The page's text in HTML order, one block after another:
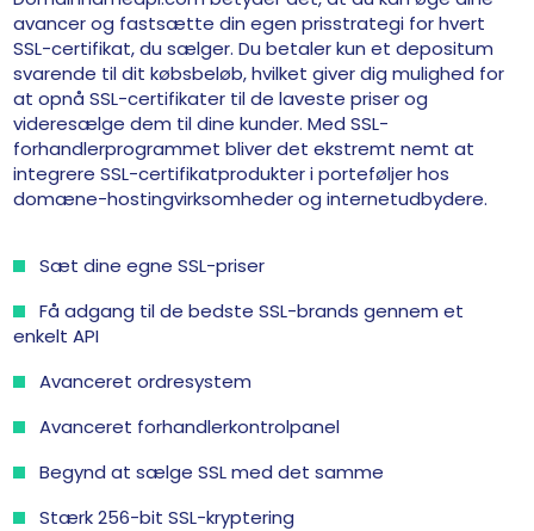
avancer og fastsætte din egen prisstrategi for hvert
SSL-certifikat, du sælger. Du betaler kun et depositum
svarende til dit købsbeløb, hvilket giver dig mulighed for
at opnå SSL-certifikater til de laveste priser og
videresælge dem til dine kunder. Med SSL-
forhandlerprogrammet bliver det ekstremt nemt at
integrere SSL-certifikatprodukter i porteføljer hos
domæne-hostingvirksomheder og internetudbydere.
Sæt dine egne SSL-priser
Få adgang til de bedste SSL-brands gennem et
enkelt API
Avanceret ordresystem
Avanceret forhandlerkontrolpanel
Begynd at sælge SSL med det samme
Stærk 256-bit SSL-kryptering